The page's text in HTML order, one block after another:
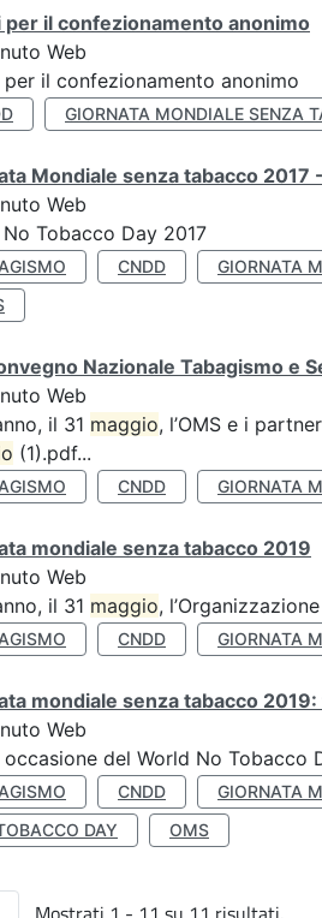
per il confezionamento anonimo
Web
per il confezionamento anonimo
GIORNATA MONDIALE SENZA
Mondiale senza tabacco 2017
Web
Tobacco Day 2017
CNDD GIORNATA
Nazionale Tabagismo e
Web
il 31 maggio, l’OMS e i
(1).pdf...
CNDD GIORNATA
mondiale senza tabacco 2019
Web
il 31 maggio,
CNDD GIORNATA
mondiale senza tabacco
Web
occasione del World No
CNDD GIORNATA
DAY
OMS